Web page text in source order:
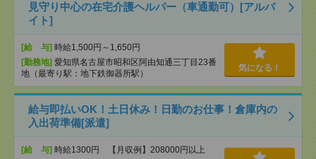
見守り中心の在宅介護ヘルパー（車通勤可）[アルバ
イト]
[給 与] 時給1,500円～1,650円
[勤務地] 愛知県名古屋市昭和区阿由知通三丁目23番
地（最寄り駅：地下鉄御器所駅）
気になる！
給与即払いOK！土日休み！日勤のお仕事！倉庫内の
入出荷準備[派遣]
[給 与] 時給1300円 【月収例】208000円以上